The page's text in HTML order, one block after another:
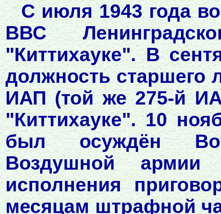
С июля 1943 года
ВВС
"Киттихауке". В
должность старшего
ИАП (той же 275-й
"Киттихауке". 10
был осуждён
Воздушной армии
исполнения
месяцам штрафной